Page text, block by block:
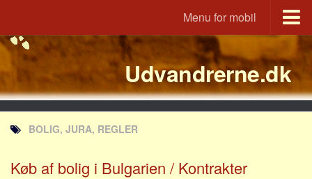
Menu for mobil
Portal
Udvandrerne.dk
Utvandrerne.no
Utvandrarna.se
Tyskland.dk
England.dk
Udvandrerne.dk
BOLIG, JURA, REGLER
Køb af bolig i Bulgarien / Kontrakter